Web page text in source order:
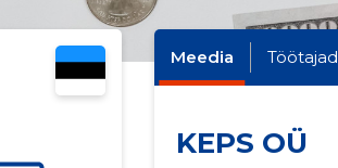
Meedia Töötajad
KEPS OÜ